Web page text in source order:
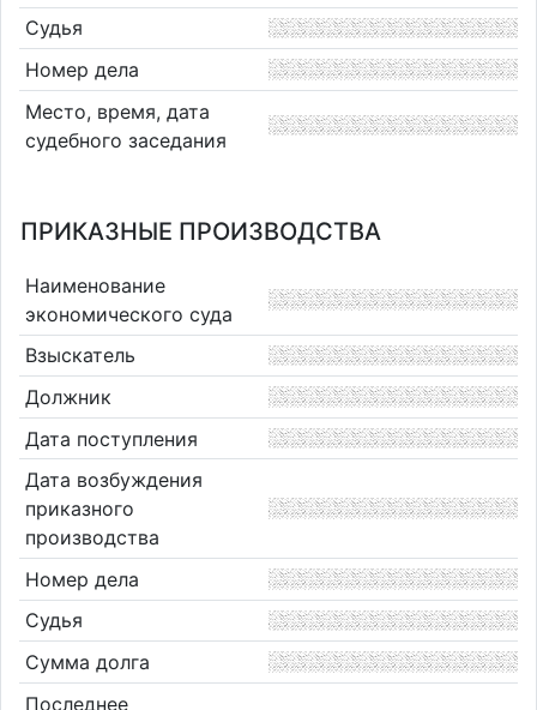
Судья
Номер дела
Место, время, дата
судебного заседания
ПРИКАЗНЫЕ ПРОИЗВОДСТВА
Наименование
экономического суда
Взыскатель
Должник
Дата поступления
Дата возбуждения
приказного
производства
Номер дела
Судья
Сумма долга
Последнее